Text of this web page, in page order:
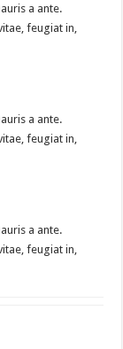
a ante.
feugiat in,
a ante.
feugiat in,
a ante.
feugiat in,